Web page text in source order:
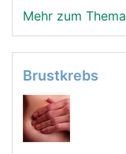
Mehr zum Thema
Brustkrebs